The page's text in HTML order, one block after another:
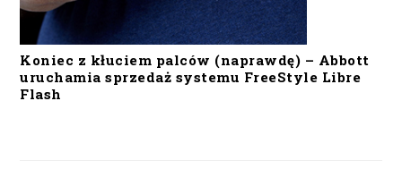
Koniec z kłuciem palców (naprawdę) – Abbott
uruchamia sprzedaż systemu FreeStyle Libre
Flash